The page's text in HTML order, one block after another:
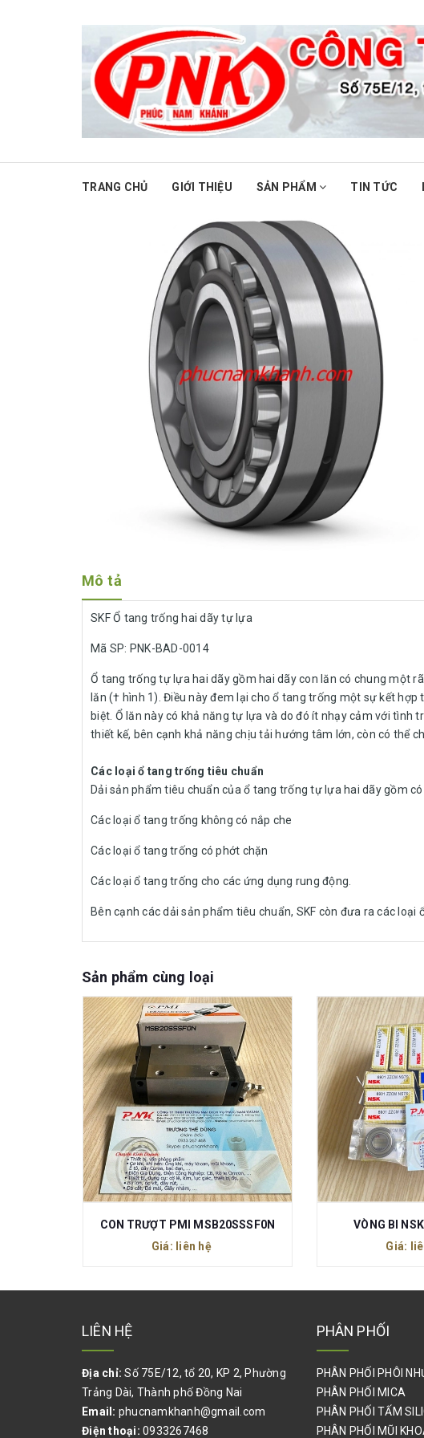
TRANG CHỦ GIỚI THIỆU SẢN PHẨM TIN TỨC
Mô tả
SKF Ổ tang trống hai dãy tự lựa
Mã SP: PNK-BAD-0014
Ổ tang trống tự lựa hai dãy gồm hai dãy con lăn có chung một
lăn († hình 1). Điều này đem lại cho ổ tang trống một sự kết
biệt. Ổ lăn này có khả năng tự lựa và do đó ít nhạy cảm với tình
thiết kế, bên cạnh khả năng chịu tải hướng tâm lớn, còn có thể
Các loại ổ tang trống tiêu chuẩn
Dải sản phẩm tiêu chuẩn của ổ tang trống tự lựa hai dãy gồm có
Các loại ổ tang trống không có nắp che
Các loại ổ tang trống có phớt chặn
Các loại ổ tang trống cho các ứng dụng rung động.
Bên cạnh các dải sản phẩm tiêu chuẩn, SKF còn đưa ra các
Sản phẩm cùng loại
VÒNG BI NSK 6901 ZZCM
Giá: liên hệ
VÒNG BI SKF
Giá:
LIÊN HỆ
Địa chỉ: Số 75E/12, tổ 20, KP 2, Phường
Trảng Dài, Thành phố Đồng Nai
Email: phucnamkhanh@gmail.com
Điện thoại: 0933267468
PHÂN PHỐI
PHÂN PHỐI PHÔI
PHÂN PHỐI MICA
PHÂN PHỐI TẤM
PHÂN PHỐI MŨI